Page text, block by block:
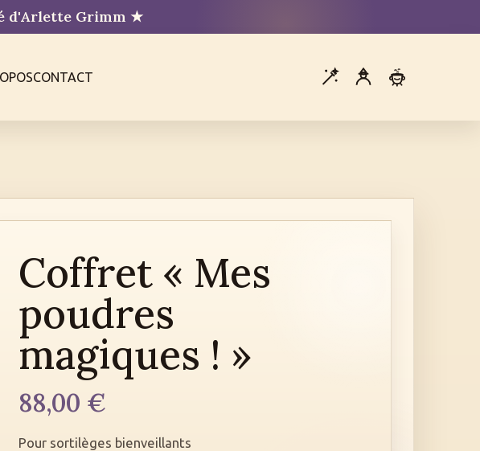
d'Arlette Grimm ★
CONTACT
Coffret « Mes
poudres
magiques ! »
88,00 €
Pour sortilèges bienveillants